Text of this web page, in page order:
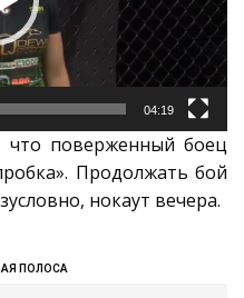
04:19
поверженный боец
Продолжать бой
нокаут вечера.
ПОЛОСА